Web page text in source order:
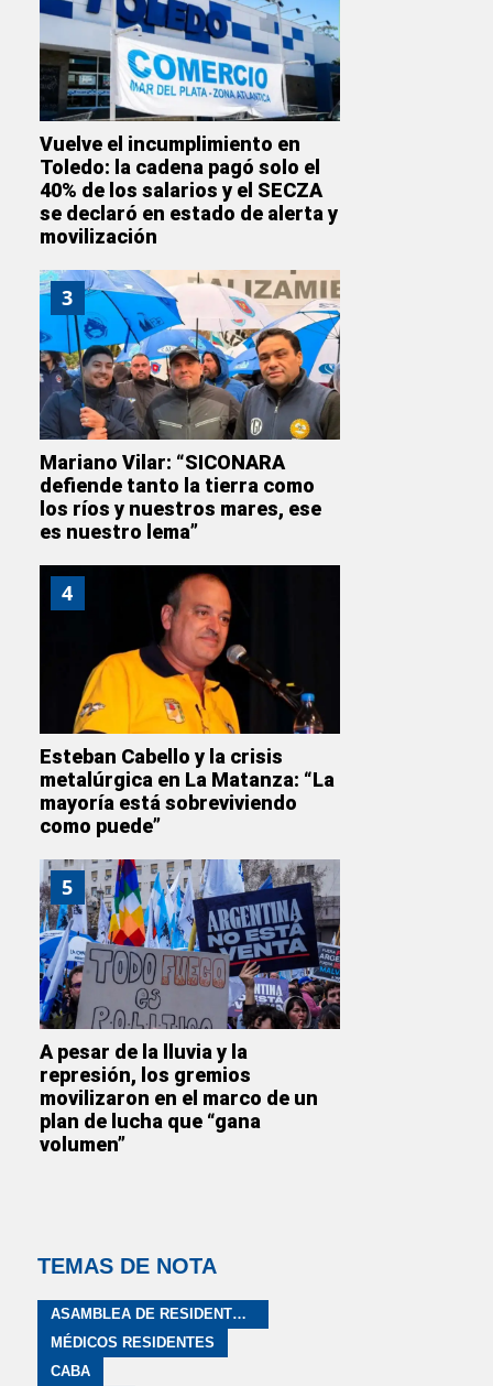
Vuelve el incumplimiento en
Toledo: la cadena pagó solo el
40% de los salarios y el SECZA
se declaró en estado de alerta y
movilización
3
Mariano Vilar: “SICONARA
defiende tanto la tierra como
los ríos y nuestros mares, ese
es nuestro lema”
4
Esteban Cabello y la crisis
metalúrgica en La Matanza: “La
mayoría está sobreviviendo
como puede”
5
A pesar de la lluvia y la
represión, los gremios
movilizaron en el marco de un
plan de lucha que “gana
volumen”
TEMAS DE NOTA
ASAMBLEA DE RESIDENTES Y CONCURRENTES DE LA CIUDAD
MÉDICOS RESIDENTES
CABA